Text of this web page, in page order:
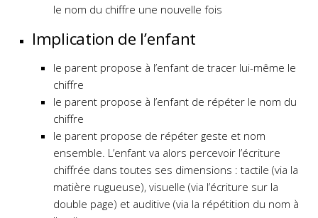
le nom du chiffre une nouvelle fois
Implication de l’enfant
le parent propose à l’enfant de tracer lui-même le
chiffre
le parent propose à l’enfant de répéter le nom du
chiffre
le parent propose de répéter geste et nom
ensemble. L’enfant va alors percevoir l’écriture
chiffrée dans toutes ses dimensions : tactile (via la
matière rugueuse), visuelle (via l’écriture sur la
double page) et auditive (via la répétition du nom à